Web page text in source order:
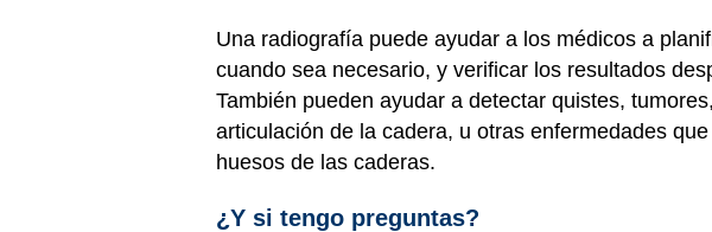
Una radiografía puede ayudar a los médicos a
cuando sea necesario, y verificar los resultados
También pueden ayudar a detectar quistes,
articulación de la cadera, u otras enfermedades
huesos de las caderas.
¿Y si tengo preguntas?